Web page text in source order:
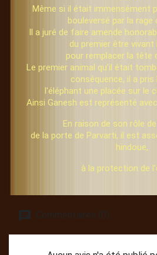
Même si il était immensément
bouleversé par la rage
Il a juré de faire amende
du premier être vivant
pour remplacer la tête
Le premier animal qu'il était
conséquence, il a
l'éléphant une placée sur le
Ainsi Ganesh est représenté
En raison de son rôle
de la porte de Parvarti, il est
hindoue,
à la protection de
Commentaires (0)